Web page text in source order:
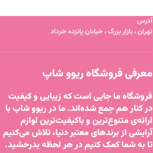
آدرس
تهران ، بازار بزرگ ، خیابان پانزده خرداد
معرفی فروشگاه ریوو شاپ
فروشگاه ما جایی است که زیبایی و کیفیت
در کنار هم جمع شده‌اند. ما در ریوو شاپ با
ارائه‌ی متنوع‌ترین و باکیفیت‌ترین لوازم
آرایشی از برندهای معتبر دنیا، تلاش می‌کنیم
تا به شما کمک کنیم در هر لحظه بدرخشید.